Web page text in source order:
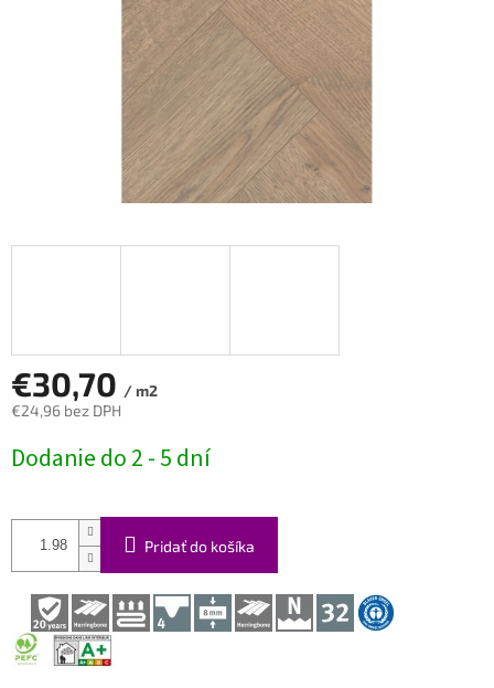
€30,70 / m2
€24,96 bez DPH
cena:
Dodanie do 2 - 5 dní
Pridať do košíka